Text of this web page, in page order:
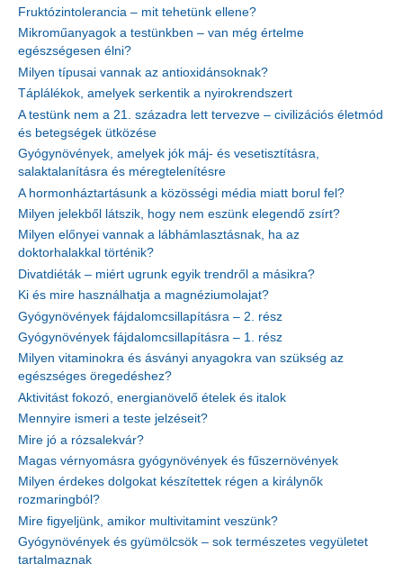
Fruktózintolerancia – mit tehetünk ellene?
Mikroműanyagok a testünkben – van még értelme
egészségesen élni?
Milyen típusai vannak az antioxidánsoknak?
Táplálékok, amelyek serkentik a nyirokrendszert
A testünk nem a 21. századra lett tervezve – civilizációs életmód
és betegségek ütközése
Gyógynövények, amelyek jók máj- és vesetisztításra,
salaktalanításra és méregtelenítésre
A hormonháztartásunk a közösségi média miatt borul fel?
Milyen jelekből látszik, hogy nem eszünk elegendő zsírt?
Milyen előnyei vannak a lábhámlasztásnak, ha az
doktorhalakkal történik?
Divatdiéták – miért ugrunk egyik trendről a másikra?
Ki és mire használhatja a magnéziumolajat?
Gyógynövények fájdalomcsillapításra – 2. rész
Gyógynövények fájdalomcsillapításra – 1. rész
Milyen vitaminokra és ásványi anyagokra van szükség az
egészséges öregedéshez?
Aktivitást fokozó, energianövelő ételek és italok
Mennyire ismeri a teste jelzéseit?
Mire jó a rózsalekvár?
Magas vérnyomásra gyógynövények és fűszernövények
Milyen érdekes dolgokat készítettek régen a királynők
rozmaringból?
Mire figyeljünk, amikor multivitamint veszünk?
Gyógynövények és gyümölcsök – sok természetes vegyületet
tartalmaznak